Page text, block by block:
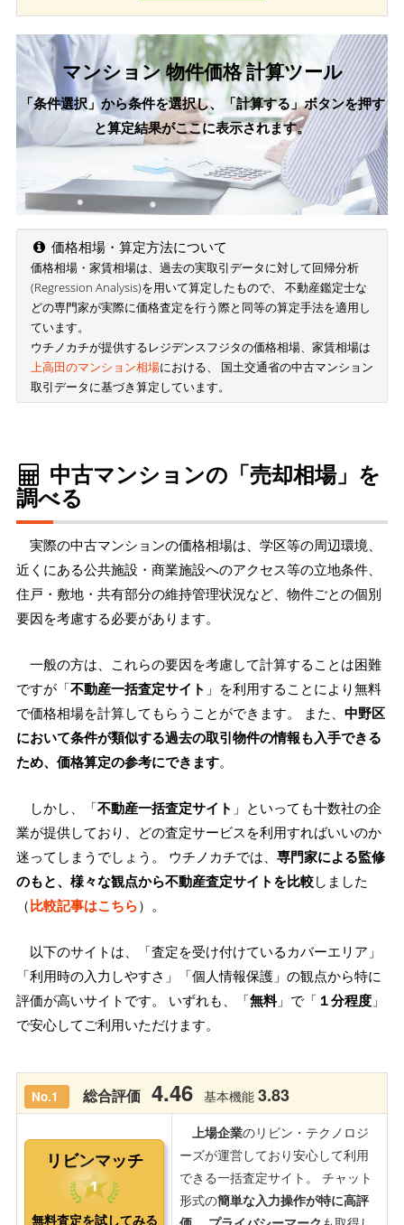
マンション 物件価格 計算ツール
「条件選択」から条件を選択し、「計算する」ボタンを押す
と算定結果がここに表示されます。
価格相場・算定方法について
価格相場・家賃相場は、過去の実取引データに対して回帰分析
(Regression Analysis)を用いて算定したもので、 不動産鑑定士な
どの専門家が実際に価格査定を行う際と同等の算定手法を適用し
ています。
ウチノカチが提供するレジデンスフジタの価格相場、家賃相場は
上高田のマンション相場における、 国土交通省の中古マンション
取引データに基づき算定しています。
中古マンションの「売却相場」を
調べる
実際の中古マンションの価格相場は、学区等の周辺環境、
近くにある公共施設・商業施設へのアクセス等の立地条件、
住戸・敷地・共有部分の維持管理状況など、物件ごとの個別
要因を考慮する必要があります。
一般の方は、これらの要因を考慮して計算することは困難
ですが「不動産一括査定サイト 」を利用することにより無料
で価格相場を計算してもらうことができます。 また、 中野区
において条件が類似する過去の取引物件の情報も入手できる
ため、価格算定の参考にできます。
しかし、「不動産一括査定サイト 」といっても十数社の企
業が提供しており、どの査定サービスを利用すればいいのか
迷ってしまうでしょう。 ウチノカチでは、 専門家による監修
のもと、様々な観点から不動産査定サイトを比較しました
（比較記事はこちら）。
以下のサイトは、「査定を受け付けているカバーエリア」
「利用時の入力しやすさ」「個人情報保護」の観点から特に
評価が高いサイトです。 いずれも、「無料」で「 １分程度 」
で安心してご利用いただけます。